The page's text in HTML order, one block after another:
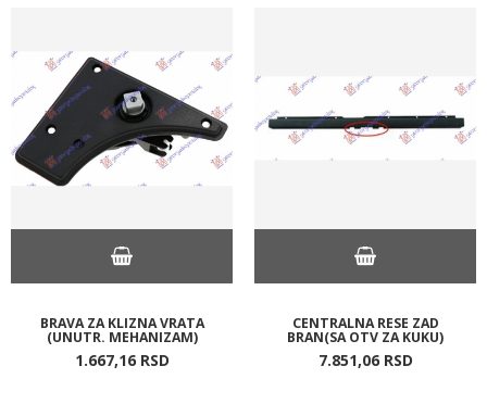
BRAVA ZA KLIZNA VRATA
(UNUTR. MEHANIZAM)
1.667,16 RSD
CENTRALNA RESE ZAD
BRAN(SA OTV ZA KUKU)
7.851,06 RSD